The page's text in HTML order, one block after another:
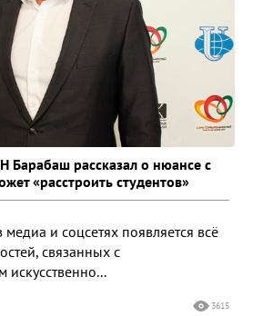
Барабаш рассказал о нюансе с
«расстроить студентов»
и соцсетях появляется всё
связанных с
искусственно...
3615